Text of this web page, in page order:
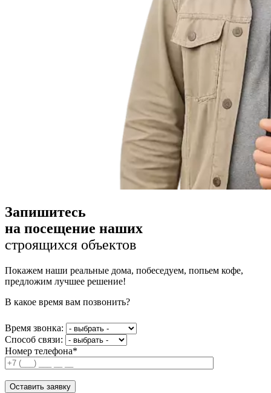
Запишитесь
на посещение наших
строящихся объектов
Покажем наши реальные дома, побеседуем, попьем кофе,
предложим лучшее решение!
В какое время вам позвонить?
Время звонка:
Способ связи:
Номер телефона*